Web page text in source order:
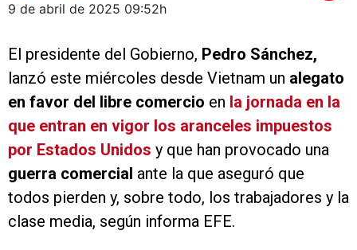
9 de abril de 2025 09:52h
El presidente del Gobierno, Pedro Sánchez,
lanzó este miércoles desde Vietnam un alegato
en favor del libre comercio en la jornada en la
que entran en vigor los aranceles impuestos
por Estados Unidos y que han provocado una
guerra comercial ante la que aseguró que
todos pierden y, sobre todo, los trabajadores y la
clase media, según informa EFE.